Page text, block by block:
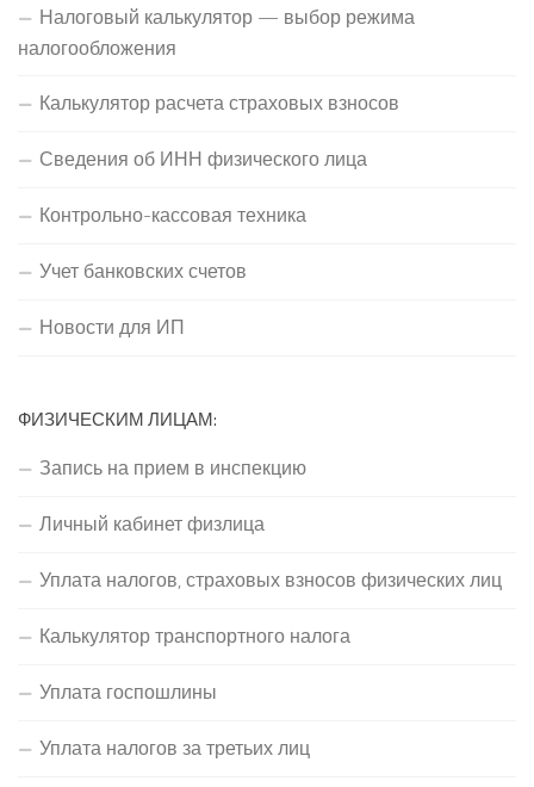
Налоговый калькулятор — выбор режима
налогообложения
Калькулятор расчета страховых взносов
Сведения об ИНН физического лица
Контрольно-кассовая техника
Учет банковских счетов
Новости для ИП
ФИЗИЧЕСКИМ ЛИЦАМ:
Запись на прием в инспекцию
Личный кабинет физлица
Уплата налогов, страховых взносов физических лиц
Калькулятор транспортного налога
Уплата госпошлины
Уплата налогов за третьих лиц